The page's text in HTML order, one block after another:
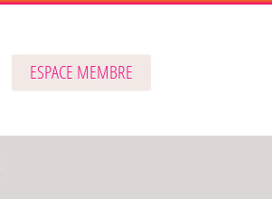
ESPACE MEMBRE